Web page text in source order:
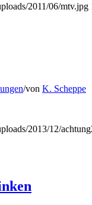
2011/06/mtv.jpg
/von K. Scheppe
2013/12/